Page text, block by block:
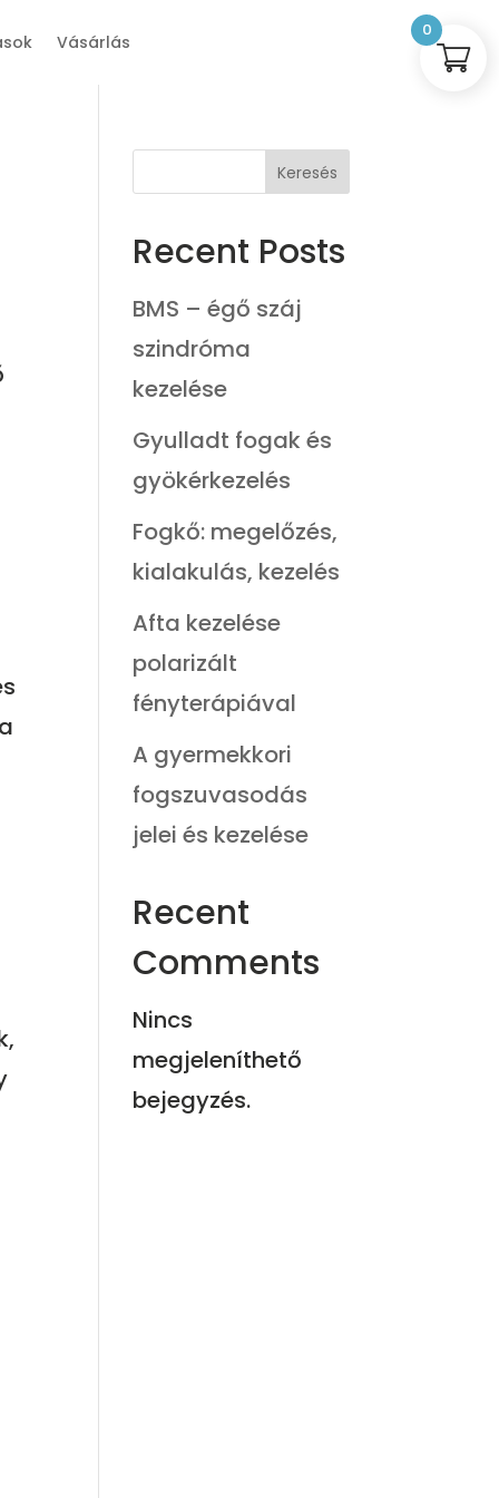
Vásárlás
Keresés
Recent Posts
BMS – égő száj
szindróma
kezelése
Gyulladt fogak és
gyökérkezelés
Fogkő: megelőzés,
kialakulás, kezelés
Afta kezelése
polarizált
fényterápiával
A gyermekkori
fogszuvasodás
jelei és kezelése
Recent
Comments
Nincs
megjeleníthető
bejegyzés.
0